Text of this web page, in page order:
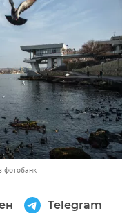
фотобанк
Telegram